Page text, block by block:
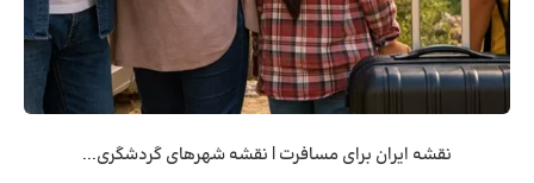
نقشه ایران برای مسافرت | نقشه شهرهای گردشگری...